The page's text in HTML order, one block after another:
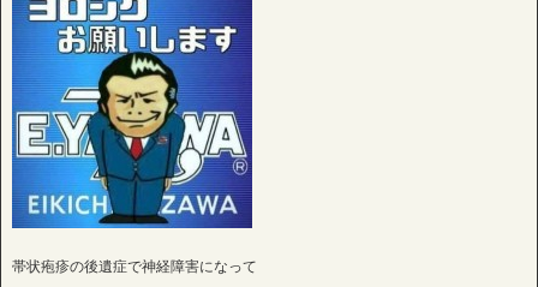
帯状疱疹の後遺症で神経障害になって